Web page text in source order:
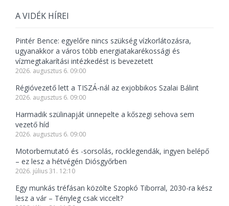
A VIDÉK HÍREI
Pintér Bence: egyelőre nincs szükség vízkorlátozásra,
ugyanakkor a város több energiatakarékossági és
vízmegtakarítási intézkedést is bevezetett
2026. augusztus 6. 09:00
Régióvezető lett a TISZÁ-nál az exjobbikos Szalai Bálint
2026. augusztus 6. 09:00
Harmadik szülinapját ünnepelte a kőszegi sehova sem
vezető híd
2026. augusztus 6. 09:00
Motorbemutató és -sorsolás, rocklegendák, ingyen belépő
– ez lesz a hétvégén Diósgyőrben
2026. július 31. 12:10
Egy munkás tréfásan közölte Szopkó Tiborral, 2030-ra kész
lesz a vár – Tényleg csak viccelt?